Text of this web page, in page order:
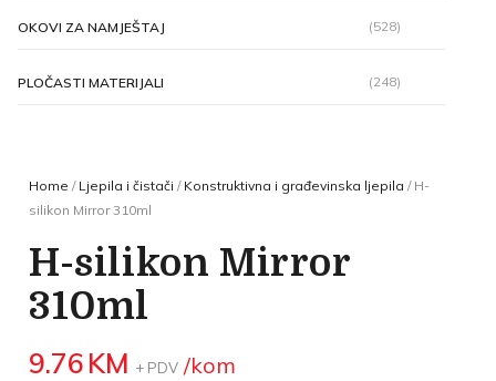
OKOVI ZA NAMJEŠTAJ (528)
PLOČASTI MATERIJALI (248)
Home / Ljepila i čistači / Konstruktivna i građevinska ljepila / H-
silikon Mirror 310ml
H-silikon Mirror
310ml
9.76KM + PDV /kom